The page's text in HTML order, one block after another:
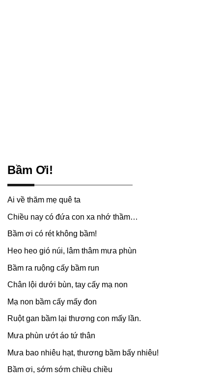
Bầm Ơi!
Ai về thăm mẹ quê ta
Chiều nay có đứa con xa nhớ thầm…
Bầm ơi có rét không bầm!
Heo heo gió núi, lâm thâm mưa phùn
Bầm ra ruộng cấy bầm run
Chân lội dưới bùn, tay cấy mạ non
Mạ non bầm cấy mấy đon
Ruột gan bầm lại thương con mấy lần.
Mưa phùn ướt áo tứ thân
Mưa bao nhiêu hạt, thương bầm bấy nhiêu!
Bầm ơi, sớm sớm chiều chiều